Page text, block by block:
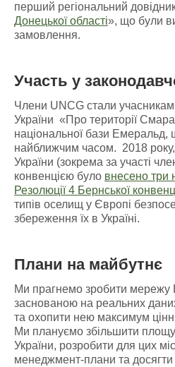
перший регіональний
Донецької області», що були
замовлення.
Участь у
Члени UNCG стали
України «Про території
національної бази Емеральд,
найближчим часом. 2018 року,
України (зокрема за участі
конвенцією було внесено три
Резолюції 4 Бернської
типів оселищ у Європі
збереження їх в Україні.
Плани на майбутнє
Ми прагнемо зробити мережу
заснованою на реальних
та охопити нею максимум
Ми плануємо збільшити
України, розробити для цих
менеджмент-плани та досягти